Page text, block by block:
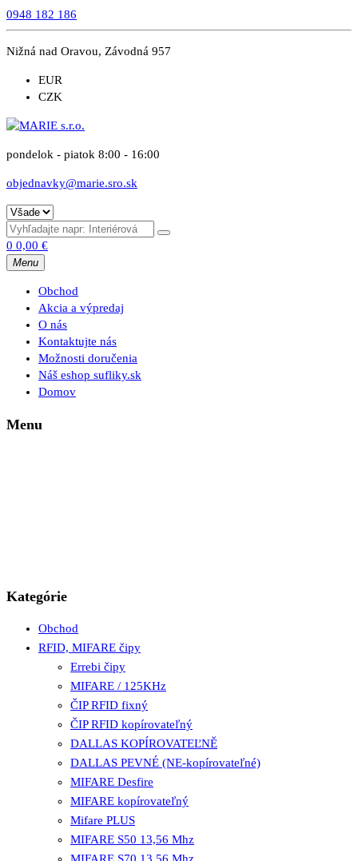
0948 182 186
Nižná nad Oravou, Závodná 957
EUR
CZK
pondelok - piatok 8:00 - 16:00
objednavky@marie.sro.sk
0 0,00 €
Menu
Obchod
Akcia a výpredaj
O nás
Kontaktujte nás
Možnosti doručenia
Náš eshop sufliky.sk
Domov
Menu
Kategórie
Obchod
RFID, MIFARE čipy
Errebi čipy
MIFARE / 125KHz
ČIP RFID fixný
ČIP RFID kopírovateľný
DALLAS KOPÍROVATEĽNĚ
DALLAS PEVNÉ (NE-kopírovateľné)
MIFARE Desfire
MIFARE kopírovateľný
Mifare PLUS
MIFARE S50 13,56 Mhz